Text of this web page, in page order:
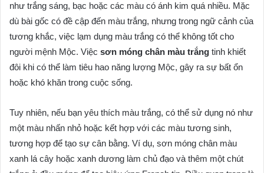
như trắng sáng, bạc hoặc các màu có ánh kim quá nhiều. Mặc
dù bài gốc có đề cập đến màu trắng, nhưng trong ngữ cảnh của
tương khắc, việc lạm dụng màu trắng có thể không tốt cho
người mệnh Mộc. Việc sơn móng chân màu trắng tinh khiết
đôi khi có thể làm tiêu hao năng lượng Mộc, gây ra sự bất ổn
hoặc khó khăn trong cuộc sống.
Tuy nhiên, nếu bạn yêu thích màu trắng, có thể sử dụng nó như
một màu nhấn nhỏ hoặc kết hợp với các màu tương sinh,
tương hợp để tạo sự cân bằng. Ví dụ, sơn móng chân màu
xanh lá cây hoặc xanh dương làm chủ đạo và thêm một chút